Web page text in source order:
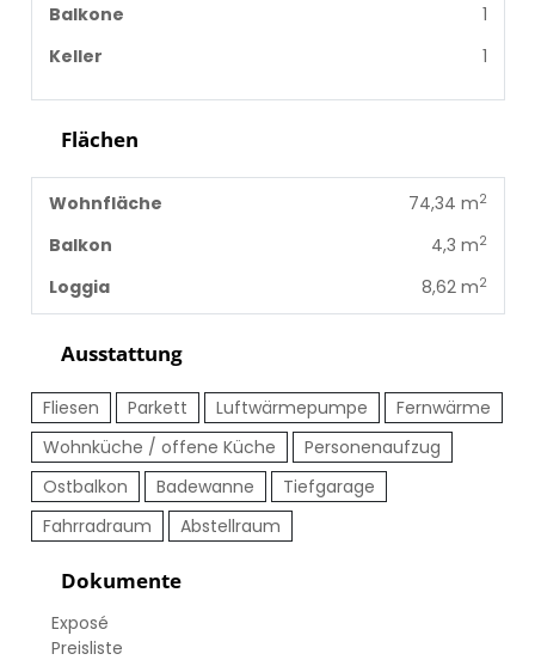
Balkone
1
Keller
1
Flächen
Wohnfläche 74,34 m2
Balkon 4,3 m2
Loggia 8,62 m2
Ausstattung
Fliesen Parkett Luftwärmepumpe
Fernwärme
Wohnküche / offene Küche
Personenaufzug
Ostbalkon
Badewanne
Tiefgarage
Fahrradraum
Abstellraum
Dokumente
Exposé
Preisliste